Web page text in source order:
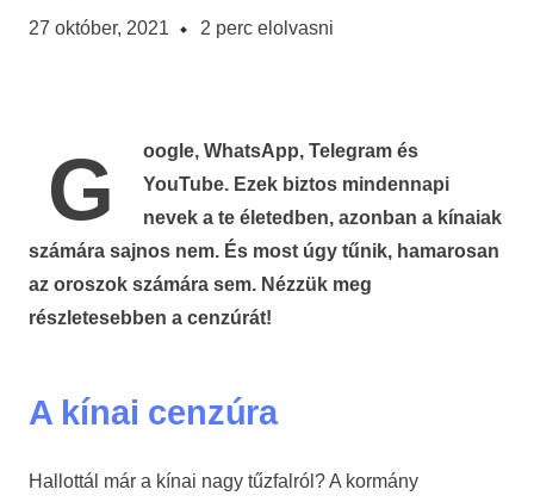
27 október, 2021 2 perc elolvasni
Google, WhatsApp, Telegram és
YouTube. Ezek biztos mindennapi
nevek a te életedben, azonban a kínaiak
számára sajnos nem. És most úgy tűnik, hamarosan
az oroszok számára sem. Nézzük meg
részletesebben a cenzúrát!
A kínai cenzúra
Hallottál már a kínai nagy tűzfalról? A kormány